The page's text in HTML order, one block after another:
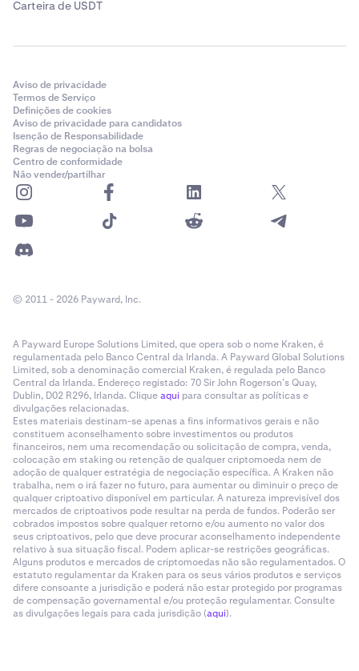
Carteira de USDT
Aviso de privacidade
Termos de Serviço
Definições de cookies
Aviso de privacidade para candidatos
Isenção de Responsabilidade
Regras de negociação na bolsa
Centro de conformidade
Não vender/partilhar
© 2011 - 2026 Payward, Inc.
A Payward Europe Solutions Limited, que opera sob o nome Kraken, é
regulamentada pelo Banco Central da Irlanda. A Payward Global Solutions
Limited, sob a denominação comercial Kraken, é regulada pelo Banco
Central da Irlanda. Endereço registado: 70 Sir John Rogerson’s Quay,
Dublin, D02 R296, Irlanda. Cliqueaqui para consultar as políticas e
divulgações relacionadas.
Estes materiais destinam-se apenas a fins informativos gerais e não
constituem aconselhamento sobre investimentos ou produtos
financeiros, nem uma recomendação ou solicitação de compra, venda,
colocação em staking ou retenção de qualquer criptomoeda nem de
adoção de qualquer estratégia de negociação específica. A Kraken não
trabalha, nem o irá fazer no futuro, para aumentar ou diminuir o preço de
qualquer criptoativo disponível em particular. A natureza imprevisível dos
mercados de criptoativos pode resultar na perda de fundos. Poderão ser
cobrados impostos sobre qualquer retorno e/ou aumento no valor dos
seus criptoativos, pelo que deve procurar aconselhamento independente
relativo à sua situação fiscal. Podem aplicar-se restrições geográficas.
Alguns produtos e mercados de criptomoedas não são regulamentados. O
estatuto regulamentar da Kraken para os seus vários produtos e serviços
difere consoante a jurisdição e poderá não estar protegido por programas
de compensação governamental e/ou proteção regulamentar. Consulte
as divulgações legais para cada jurisdição (aqui).